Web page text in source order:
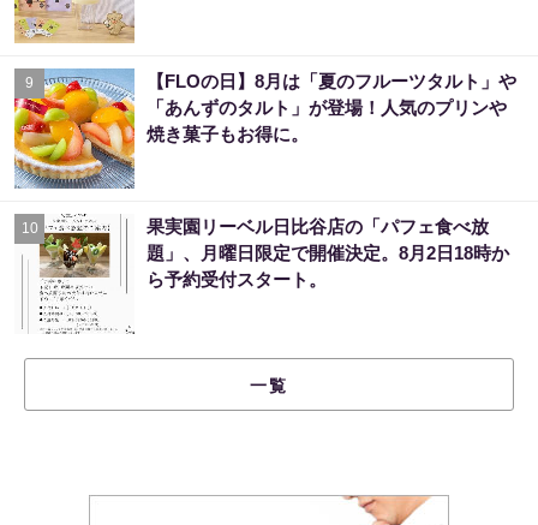
9
【FLOの日】8月は「夏のフルーツタルト」や
「あんずのタルト」が登場！人気のプリンや
焼き菓子もお得に。
10
果実園リーベル日比谷店の「パフェ食べ放
題」、月曜日限定で開催決定。8月2日18時か
ら予約受付スタート。
一覧